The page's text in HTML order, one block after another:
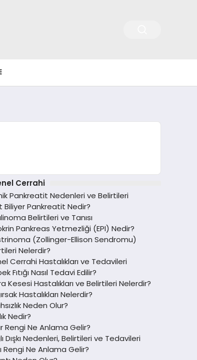
Cerrahi
Pankreatit Nedenleri ve Belirtileri
Biliyer Pankreatit Nedir?
Belirtileri ve Tanısı
Pankreas Yetmezliği (EPI) Nedir?
(Zollinger-Ellison Sendromu)
Nelerdir?
Cerrahi Hastalıkları ve Tedavileri
Fıtığı Nasıl Tedavi Edilir?
Kesesi Hastalıkları ve Belirtileri Nelerdir?
Hastalıkları Nelerdir?
Neden Olur?
Nedir?
Rengi Ne Anlama Gelir?
Dışkı Nedenleri, Belirtileri ve Tedavileri
Rengi Ne Anlama Gelir?